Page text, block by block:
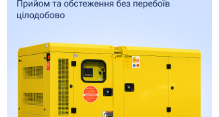
ОСТАВИТЬ ОТЗЫВ